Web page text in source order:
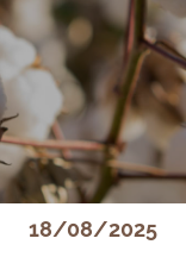
18/08/2025